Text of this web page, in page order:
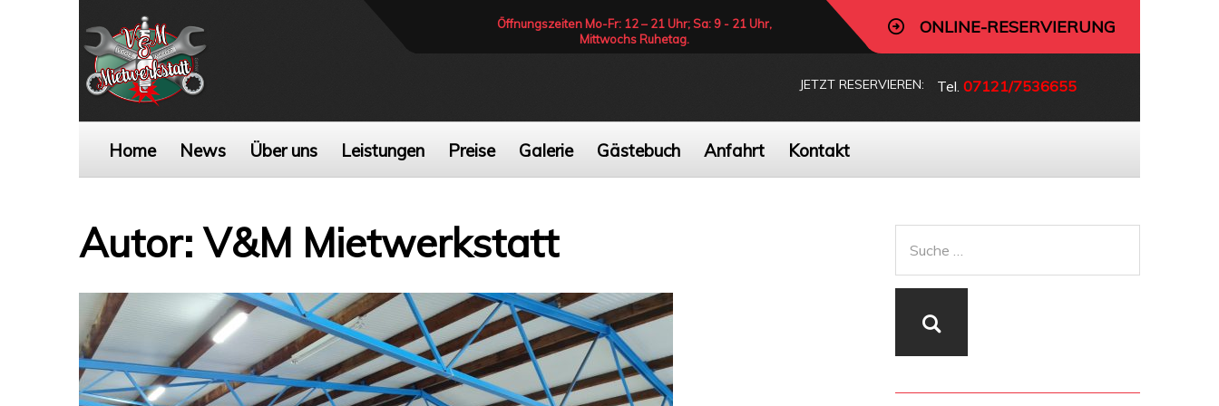
Öffnungszeiten Mo-Fr: 12 – 21 Uhr; Sa: 9 - 21 Uhr,
Mittwochs Ruhetag.
ONLINE-RESERVIERUNG
JETZT RESERVIEREN: Tel. 07121/7536655
Home News Über uns Leistungen Preise Galerie Gästebuch Anfahrt Kontakt
Autor:V&M Mietwerkstatt